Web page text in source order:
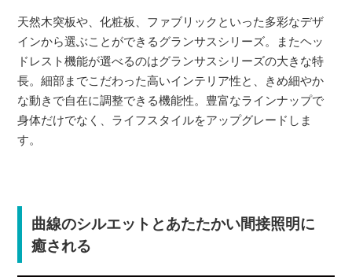
天然木突板や、化粧板、ファブリックといった多彩なデザ
インから選ぶことができるグランサスシリーズ。またヘッ
ドレスト機能が選べるのはグランサスシリーズの大きな特
長。細部までこだわった高いインテリア性と、きめ細やか
な動きで自在に調整できる機能性。豊富なラインナップで
身体だけでなく、ライフスタイルをアップグレードしま
す。
曲線のシルエットとあたたかい間接照明に
癒される